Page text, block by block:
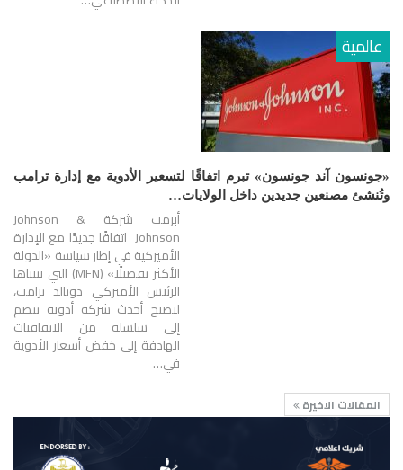
عالمية
«جونسون آند جونسون» تبرم اتفاقًا لتسعير الأدوية مع إدارة ترامب
وتُنشئ مصنعين جديدين داخل الولايات…
أبرمت شركة Johnson &
Johnson اتفاقًا جديدًا مع الإدارة
الأميركية في إطار سياسة «الدولة
الأكثر تفضيلًا» (MFN) التي يتبناها
الرئيس الأميركي دونالد ترامب،
لتصبح أحدث شركة أدوية تنضم
إلى سلسلة من الاتفاقيات
الهادفة إلى خفض أسعار الأدوية
في…
المقالات الاخيرة